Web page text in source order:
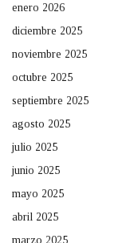
enero 2026
diciembre 2025
noviembre 2025
octubre 2025
septiembre 2025
agosto 2025
julio 2025
junio 2025
mayo 2025
abril 2025
marzo 2025